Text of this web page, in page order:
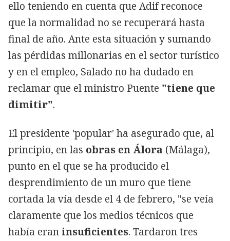
ello teniendo en cuenta que Adif reconoce
que la normalidad no se recuperará hasta
final de año. Ante esta situación y sumando
las pérdidas millonarias en el sector turístico
y en el empleo, Salado no ha dudado en
reclamar que el ministro Puente "tiene que
dimitir".
El presidente 'popular' ha asegurado que, al
principio, en las obras en Álora (Málaga),
punto en el que se ha producido el
desprendimiento de un muro que tiene
cortada la vía desde el 4 de febrero, "se veía
claramente que los medios técnicos que
había eran insuficientes. Tardaron tres